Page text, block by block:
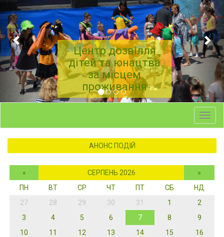
Центр дозвілля
дітей та юнацтва
за місцем
проживання
АНОНС ПОДІЙ
« СЕРПЕНЬ 2026
»
ПН
ВТ СР ЧТ ПТ СБ
НД
27
28 29 30 31 1
2
3
4 5 6 7 8
9
10
11 12 13 14 15
16